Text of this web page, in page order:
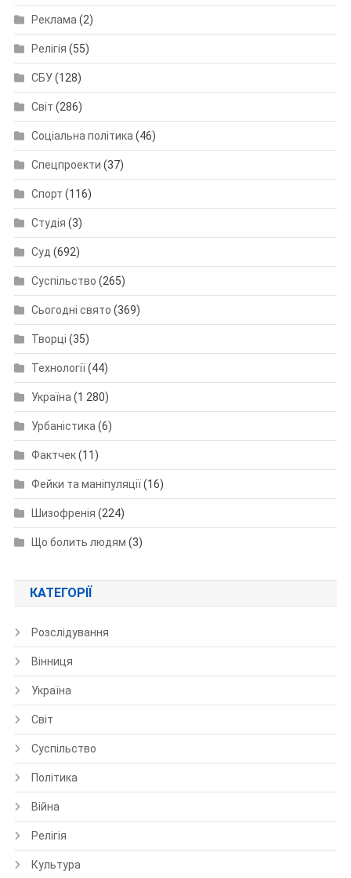
Реклама (2)
Релігія (55)
СБУ(128)
Світ (286)
Соціальна політика (46)
Спецпроекти (37)
Спорт (116)
Студія (3)
Суд (692)
Суспільство (265)
Сьогодні свято (369)
Творці (35)
Технології(44)
Україна (1 280)
Урбаністика (6)
Фактчек(11)
Фейки та маніпуляції(16)
Шизофренія (224)
Що болить людям (3)
КАТЕГОРІЇ
Розслідування
Вінниця
Україна
Світ
Суспільство
Політика
Війна
Релігія
Культура